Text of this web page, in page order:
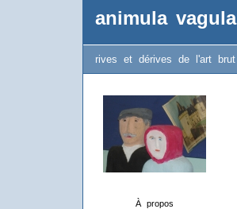
animula vagula
rives et dérives de l'art brut
À propos